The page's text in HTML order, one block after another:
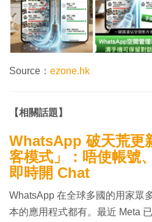
Source： ezone.hk
【相關話題】
WhatsApp 破天荒更
客模式」：唔使帳號
即時開 Chat
WhatsApp 在全球多國的用家眾
本的應用程式都有。最近 Meta